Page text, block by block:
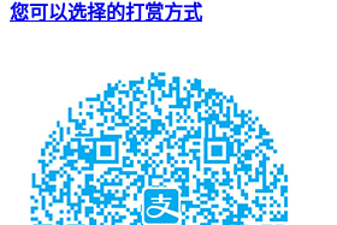
您可以选择的打赏方式